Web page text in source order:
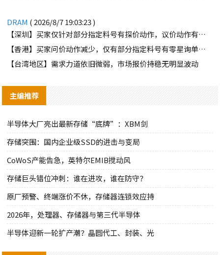
DRAM ( 2026/8/7 19:03:23 )
【深圳】买家仅针对部分指定料号有探价动作，议价动作有所减少
【香港】买家问价动作减少，仅有部分指定料号有零星询单动作
【台湾地区】需求力道依旧微弱，市场报价持稳无明显波动
主编推荐
半导体大厂亮出最新存储“底牌”：XBM剑
存储突围：国内企业级SSD的进击与变局
CoWoS产能告急，英特尔EMIB搅动风
存储巨头错位冲刺：谁在进攻，谁在防守？
原厂预警、终端涨价不休，存储器连锁效应持
2026年，处理器、存储器与第三代半导体
半导体迎新一轮扩产潮？晶圆代工、封装、光